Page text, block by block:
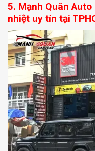
5. Mạnh Quân
nhiệt uy tín tại